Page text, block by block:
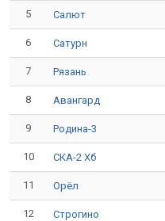
5 Салют
6 Сатурн
7 Рязань
8 Авангард
9 Родина-3
10 СКА-2 Хб
11 Орёл
12 Строгино